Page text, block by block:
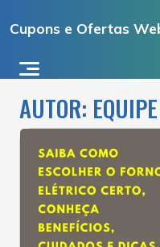
para
conteúdo
Cupons e Ofertas
AUTOR: